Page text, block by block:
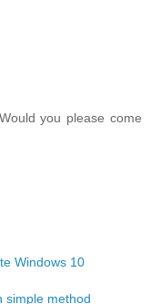
you please come
Windows 10
simple method